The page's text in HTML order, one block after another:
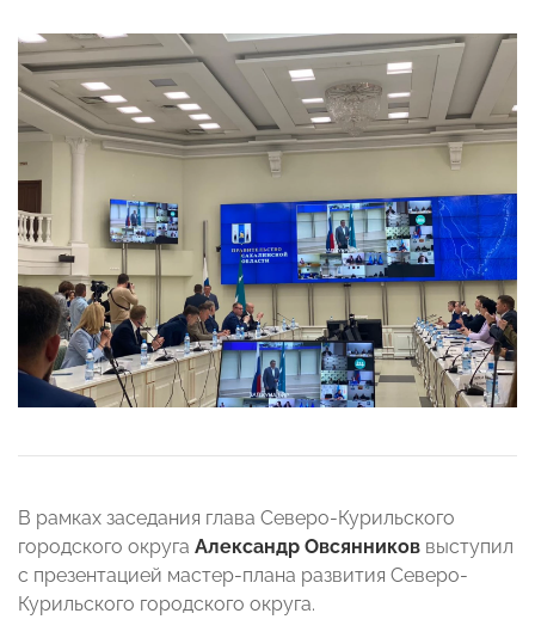
В рамках заседания глава Северо-Курильского
городского округа Александр Овсянников выступил
с презентацией мастер-плана развития Северо-
Курильского городского округа.